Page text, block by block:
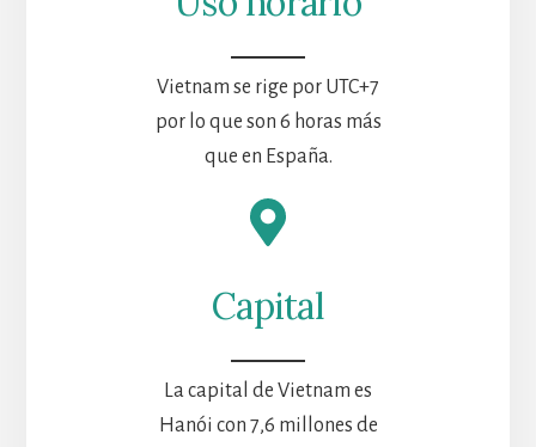
Vietnam se rige por UTC+7
por lo que son 6 horas más
que en España.
Capital
La capital de Vietnam es
Hanói con 7,6 millones de